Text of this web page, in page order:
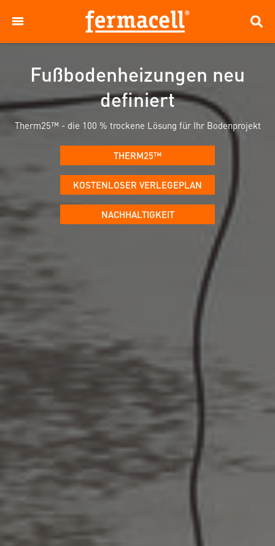
Fußbodenheizungen neu
definiert
Therm25™ - die 100 % trockene Lösung für Ihr Bodenprojekt
THERM25™
KOSTENLOSER VERLEGEPLAN
NACHHALTIGKEIT